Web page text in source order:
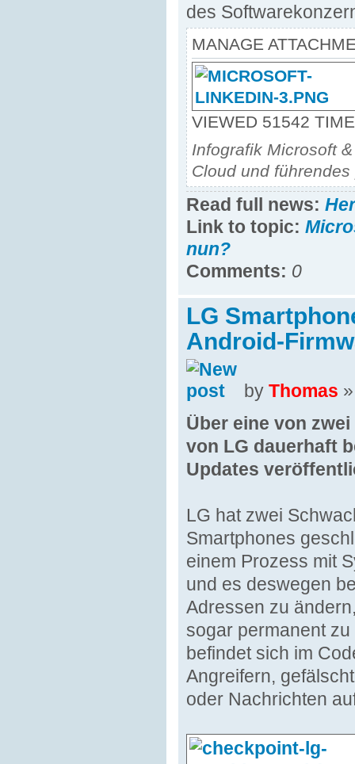
des
MANAGE
VIEWED 51542
Infografik Microsoft
Cloud und
Read full news:
Link to topic:
nun?
Comments: 0
LG
Android-
by Thomas
Über eine von
von LG dauerhaft
Updates
LG hat zwei
Smartphones
einem Prozess mit
und es deswegen
Adressen zu
sogar permanent
befindet sich im
Angreifern,
oder Nachrichten